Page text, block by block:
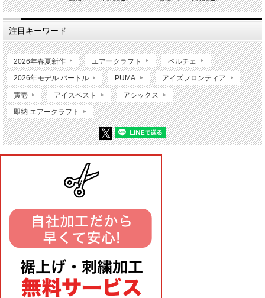
注目キーワード
2026年春夏新作 エアークラフト ペルチェ
2026年モデル バートル PUMA アイズフロンティア
寅壱 アイスベスト アシックス
即納 エアークラフト